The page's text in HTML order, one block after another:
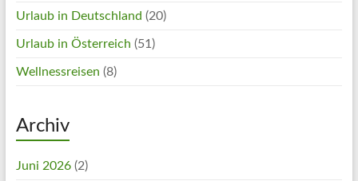
Urlaub in Deutschland (20)
Urlaub in Österreich (51)
Wellnessreisen (8)
Archiv
Juni 2026(2)